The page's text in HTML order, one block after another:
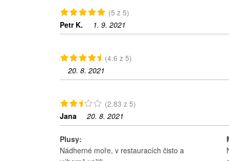
(5 z 5)
Petr K.
1. 9. 2021
(4.6 z 5)
20. 8. 2021
(2.83 z 5)
Jana
20. 8. 2021
Plusy:
Nádherné moře, v restauracích čisto a